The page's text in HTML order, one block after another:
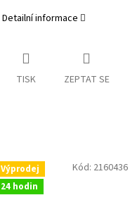
Detailní informace
TISK ZEPTAT SE
Výprodej
24 hodin
Kód: 2160436